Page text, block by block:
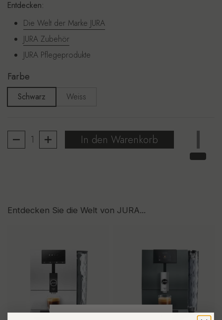
Entdecken:
Die Welt der Marke JURA
JURA Zubehör
JURA Pflegeprodukte
Farbe
Schwarz Weiss
In den Warenkorb
Entdecken Sie die Welt von JURA...